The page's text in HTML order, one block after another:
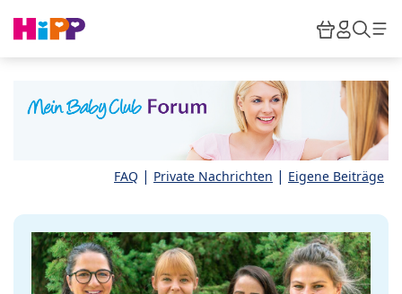
HiPP
FAQ | Private Nachrichten | Eigene Beiträge